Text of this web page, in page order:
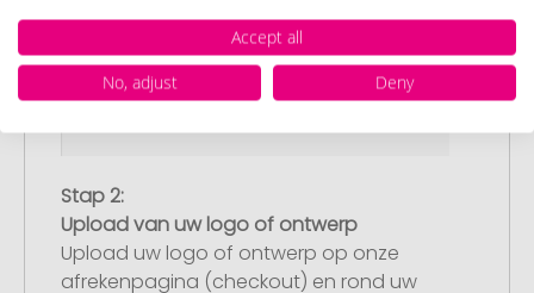
Stap 2:
Upload van uw logo of ontwerp
Upload uw logo of ontwerp op onze
afrekenpagina (checkout) en rond uw
Accept all
No, adjust
Deny